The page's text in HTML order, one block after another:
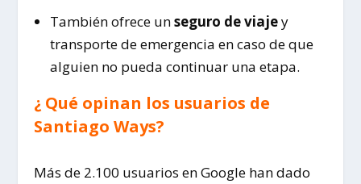
También ofrece unseguro de viajey
transporte de emergencia en caso de que
alguien no pueda continuar una etapa.
¿ Qué opinan los usuarios de
Santiago Ways?
Más de 2.100 usuarios en Google han dado